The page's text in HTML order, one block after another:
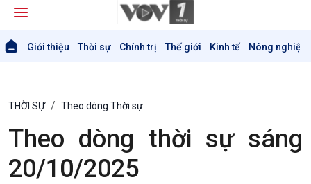
Giới thiệu Thời sự Chính trị Thế giới Kinh tế Nông nghiệp
THỜI SỰ Theo dòng Thời sự
Theo dòng thời sự sáng
20/10/2025